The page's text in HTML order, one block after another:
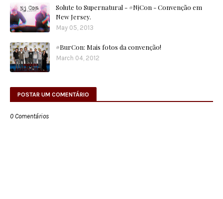
Solute to Supernatural - #NjCon - Convenção em
New Jersey.
May 05, 2013
#BurCon: Mais fotos da convenção!
March 04, 2012
POSTAR UM COMENTÁRIO
0 Comentários